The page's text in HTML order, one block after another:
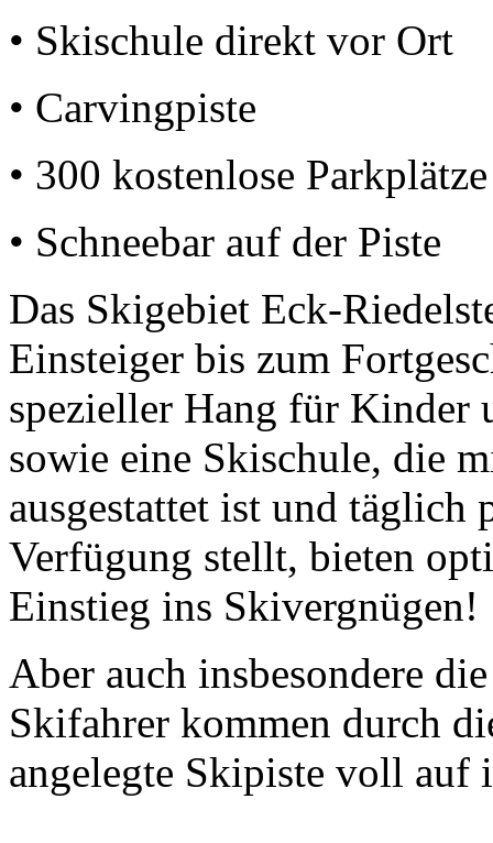
• Skischule direkt vor Ort
• Carvingpiste
• 300 kostenlose Parkplätze
• Schneebar auf der Piste
Das Skigebiet Eck-
Einsteiger bis zum
spezieller Hang für Kinder
sowie eine Skischule, die
ausgestattet ist und täglich
Verfügung stellt, bieten
Einstieg ins Skivergnügen!
Aber auch insbesondere
Skifahrer kommen durch
angelegte Skipiste voll auf